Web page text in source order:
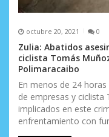
octubre 20, 2021 0
Zulia: Abatidos
ciclista Tomás
Polimaracaibo
En menos de 24
de empresas y
implicados en este
enfrentamiento con